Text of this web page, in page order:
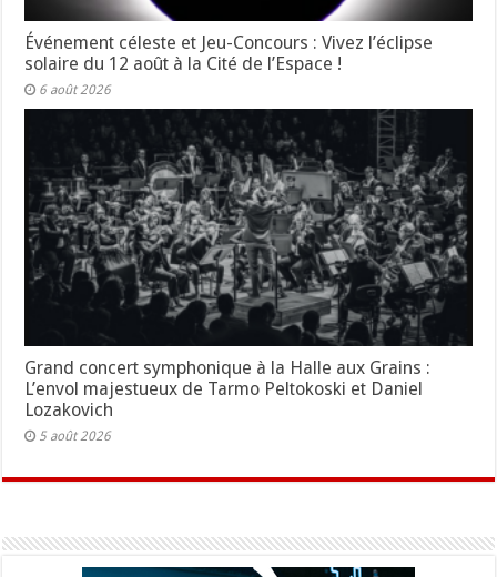
Événement céleste et Jeu-Concours : Vivez l’éclipse
solaire du 12 août à la Cité de l’Espace !
6 août 2026
Grand concert symphonique à la Halle aux Grains :
L’envol majestueux de Tarmo Peltokoski et Daniel
Lozakovich
5 août 2026